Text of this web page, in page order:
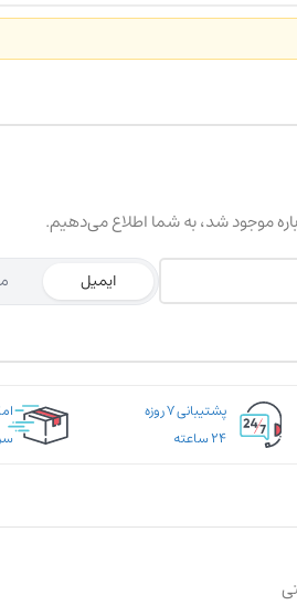
موجود شد، به شما اطلاع می‌دهیم.
ایمیل
پشتیبانی ۷ روزه
۲۴ ساعته